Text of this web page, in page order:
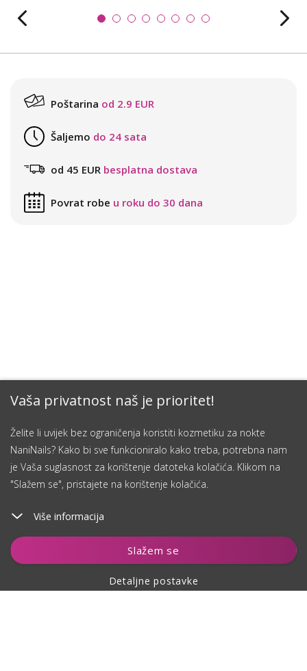
Vaša privatnost naš je prioritet!
Želite li uvijek bez ograničenja koristiti kozmetiku za nokte
NaniNails? Kako bi sve funkcioniralo kako treba, potrebna nam
je Vaša suglasnost za korištenje datoteka kolačića. Klikom na
"Slažem se", pristajete na korištenje kolačića.
Više informacija
Slažem se
Detaljne postavke
Dodaj u košaricu
Poštarina od 2.9 EUR
Šaljemo do 24 sata
od 45 EUR besplatna dostava
Povrat robe u roku do 30 dana